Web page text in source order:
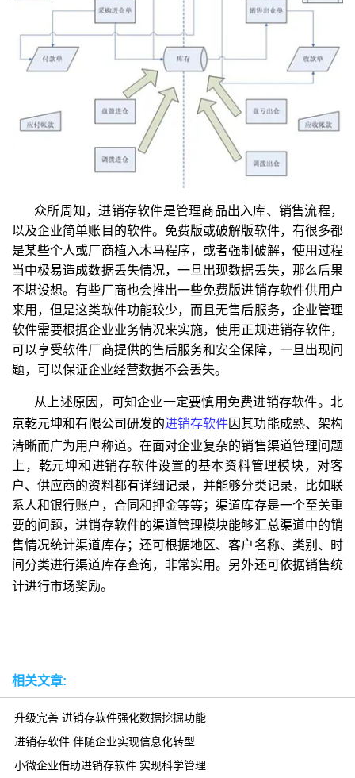
众所周知，进销存软件是管理商品出入库、销售流程，
以及企业简单账目的软件。免费版或破解版软件，有很多都
是某些个人或厂商植入木马程序，或者强制破解，使用过程
当中极易造成数据丢失情况，一旦出现数据丢失，那么后果
不堪设想。有些厂商也会推出一些免费版进销存软件供用户
来用，但是这类软件功能较少，而且无售后服务，企业管理
软件需要根据企业业务情况来实施，使用正规进销存软件，
可以享受软件厂商提供的售后服务和安全保障，一旦出现问
题，可以保证企业经营数据不会丢失。
从上述原因，可知企业一定要慎用免费进销存软件。北
京乾元坤和有限公司研发的进销存软件因其功能成熟、架构
清晰而广为用户称道。在面对企业复杂的销售渠道管理问题
上，乾元坤和进销存软件设置的基本资料管理模块，对客
户、供应商的资料都有详细记录，并能够分类记录，比如联
系人和银行账户，合同和押金等等；渠道库存是一个至关重
要的问题，进销存软件的渠道管理模块能够汇总渠道中的销
售情况统计渠道库存；还可根据地区、客户名称、类别、时
间分类进行渠道库存查询，非常实用。另外还可依据销售统
计进行市场奖励。
相关文章:
升级完善 进销存软件强化数据挖掘功能
进销存软件 伴随企业实现信息化转型
小微企业借助进销存软件 实现科学管理